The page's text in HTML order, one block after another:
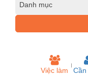
Danh mục
Việc làm Cần